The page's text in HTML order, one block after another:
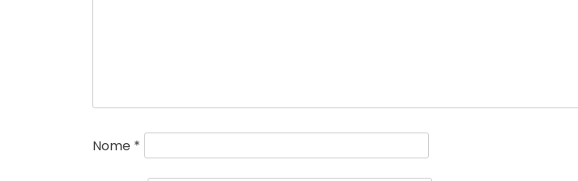
Nome *